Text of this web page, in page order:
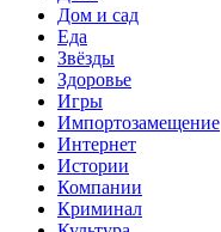
Дом и сад
Еда
Звёзды
Здоровье
Игры
Импортозамещение
Интернет
Истории
Компании
Криминал